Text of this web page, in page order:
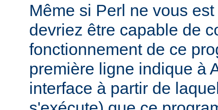
Même si Perl ne vous
devriez être capable de
fonctionnement de ce
première ligne indique à
interface à partir de